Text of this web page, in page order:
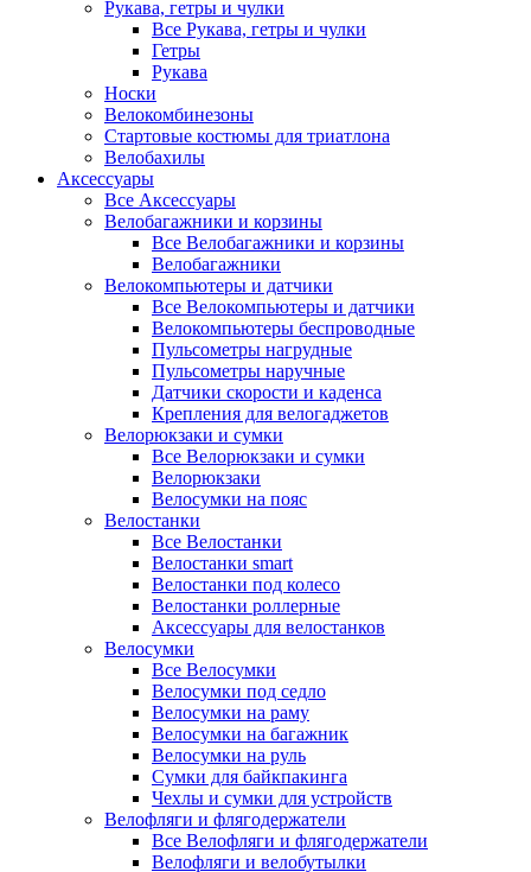
Рукава, гетры и чулки
Все Рукава, гетры и чулки
Гетры
Рукава
Носки
Велокомбинезоны
Стартовые костюмы для триатлона
Велобахилы
Аксессуары
Все Аксессуары
Велобагажники и корзины
Все Велобагажники и корзины
Велобагажники
Велокомпьютеры и датчики
Все Велокомпьютеры и датчики
Велокомпьютеры беспроводные
Пульсометры нагрудные
Пульсометры наручные
Датчики скорости и каденса
Крепления для велогаджетов
Велорюкзаки и сумки
Все Велорюкзаки и сумки
Велорюкзаки
Велосумки на пояс
Велостанки
Все Велостанки
Велостанки smart
Велостанки под колесо
Велостанки роллерные
Аксессуары для велостанков
Велосумки
Все Велосумки
Велосумки под седло
Велосумки на раму
Велосумки на багажник
Велосумки на руль
Сумки для байкпакинга
Чехлы и сумки для устройств
Велофляги и флягодержатели
Все Велофляги и флягодержатели
Велофляги и велобутылки